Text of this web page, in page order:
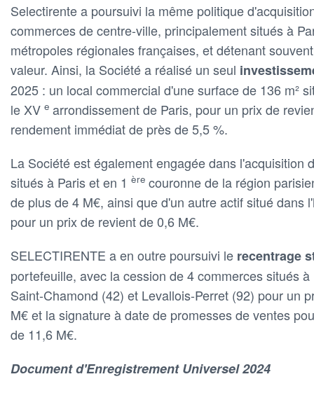
Selectirente a poursuivi la même politique
commerces de centre-ville, principalement situés à
métropoles régionales françaises, et détenant
valeur. Ainsi, la Société a réalisé un seul
2025 : un local commercial d'une surface de 136 m²
le XV e arrondissement de Paris, pour un prix de
rendement immédiat de près de 5,5 %.
La Société est également engagée dans l'acquisition
situés à Paris et en 1 ère couronne de la région
de plus de 4 M€, ainsi que d'un autre actif situé dans
pour un prix de revient de 0,6 M€.
SELECTIRENTE a en outre poursuivi le recentrage
portefeuille, avec la cession de 4 commerces situés
Saint-Chamond (42) et Levallois-Perret (92) pour un
M€ et la signature à date de promesses de ventes
de 11,6 M€.
Document d'Enregistrement Universel 2024